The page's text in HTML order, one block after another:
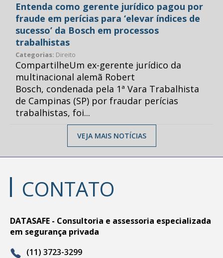
Entenda como gerente jurídico pagou por
fraude em perícias para ‘elevar índices de
sucesso’ da Bosch em processos
trabalhistas
Categorias: Direito
CompartilheUm ex-gerente jurídico da
multinacional alemã Robert
Bosch, condenada pela 1ª Vara Trabalhista
de Campinas (SP) por fraudar perícias
trabalhistas, foi...
VEJA MAIS NOTÍCIAS
CONTATO
DATASAFE - Consultoria e assessoria especializada
em segurança privada
(11) 3723-3299